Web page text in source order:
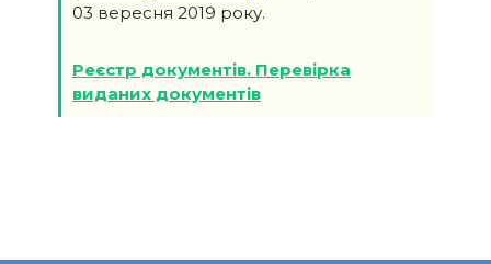
03 вересня 2019 року.
Реєстр документів. Перевірка
виданих документів